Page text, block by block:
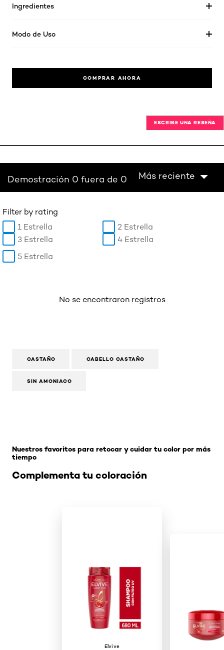
Ingredientes
Modo de Uso
COMPRAR AHORA
ESCRIBE UNA RESEÑA
Demostración 0 fuera de 0 Más reciente
Filter by rating
1 Estrella
2 Estrella
3 Estrella
4 Estrella
5 Estrella
No se encontraron registros
CASTAÑO CABELLO CASTAÑO
SIN AMONIACO
Complementa tu coloración
Nuestros favoritos para retocar y cuidar tu color por más
tiempo
Elvive